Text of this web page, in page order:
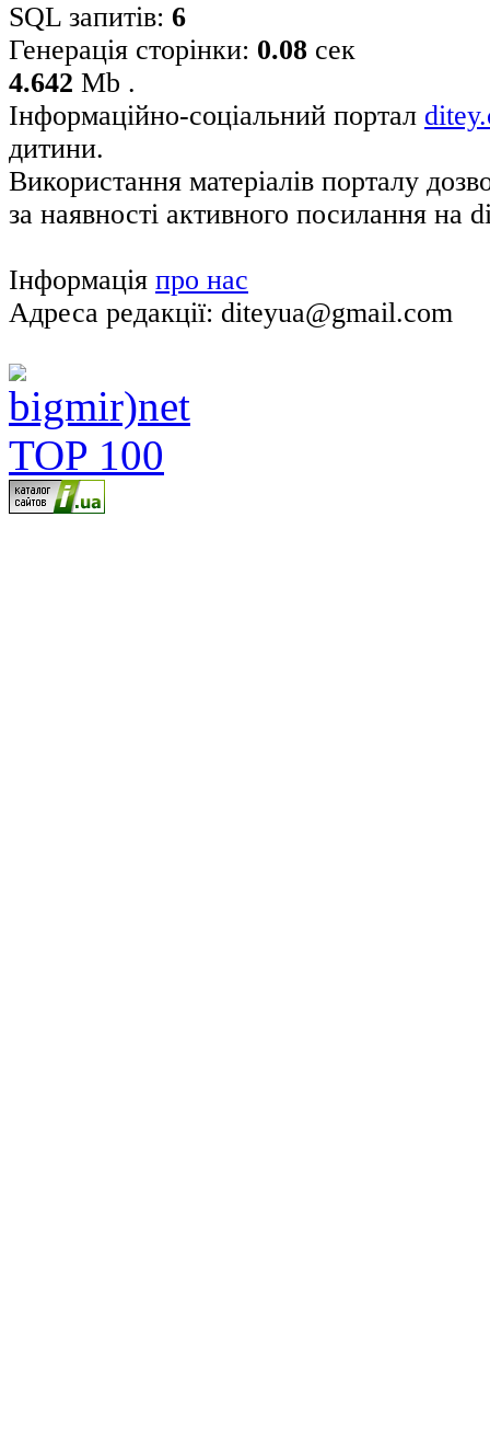
SQL запитів: 6
Генерація сторінки: 0.08 сек
4.642 Mb .
Інформаційно-соціальний портал
дитини.
Використання матеріалів порталу
за наявності активного посилання на
Інформація про нас
Адреса редакції: diteyua@gmail.com